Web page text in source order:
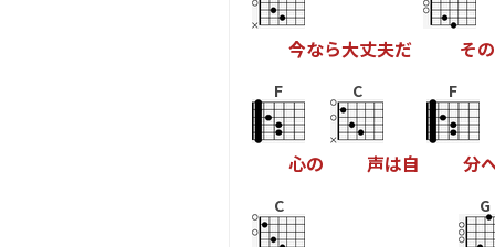
今なら大丈夫だ その
F
心の
C
声は自
F
分
C G